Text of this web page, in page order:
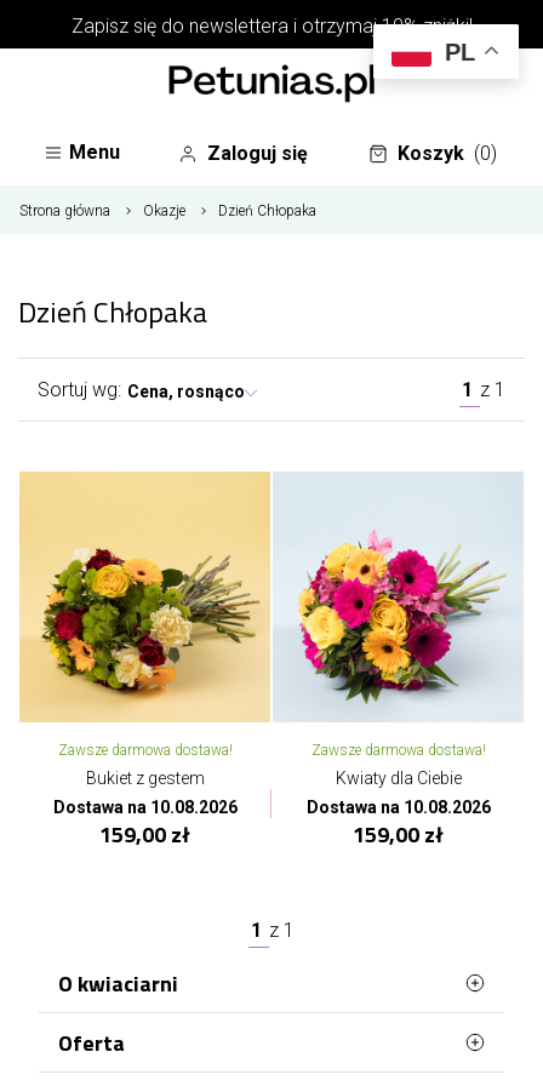
Zapisz się do newsletterai otrzymaj 10% zniżki!
Menu Zaloguj się Koszyk (0)
Strona główna Okazje Dzień Chłopaka
Dzień Chłopaka
Sortuj wg: Cena, rosnąco 1 z 1
Zawsze darmowa dostawa!
Bukiet z gestem
Dostawa na 10.08.2026
159,00 zł
Zawsze darmowa dostawa!
Kwiaty dla Ciebie
Dostawa na 10.08.2026
159,00 zł
1 z 1
O kwiaciarni
Petunias.pl to wyjątkowa poczta z kwiatami,
dzięki której wyślesz przepiękne kwiaty dla bliskiej
Oferta
PL